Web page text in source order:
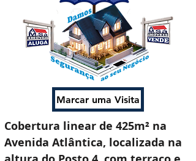
Marcar uma Visita
Cobertura linear de 425m² na
Avenida Atlântica, localizada na